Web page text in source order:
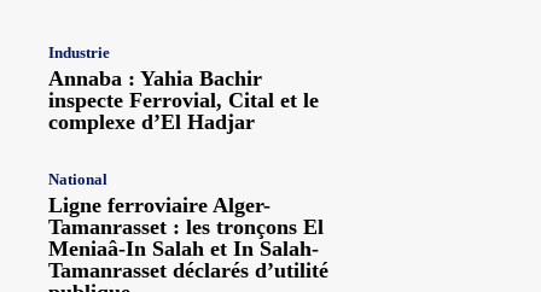
Industrie
Annaba : Yahia Bachir
inspecte Ferrovial, Cital et le
complexe d’El Hadjar
National
Ligne ferroviaire Alger-
Tamanrasset : les tronçons El
Meniaâ-In Salah et In Salah-
Tamanrasset déclarés d’utilité